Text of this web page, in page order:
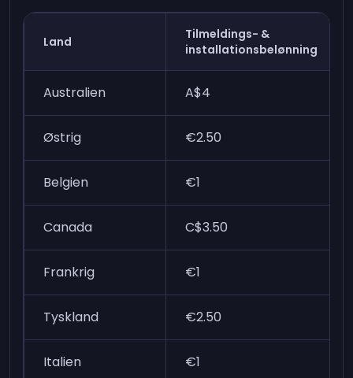
Land
Tilmeldings- &
installationsbelønning
Australien A$4
Østrig €2.50
Belgien €1
Canada C$3.50
Frankrig €1
Tyskland €2.50
Italien €1